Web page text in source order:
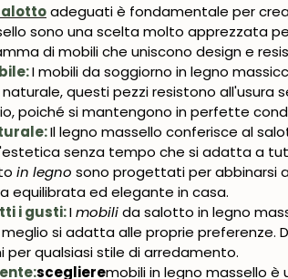
adeguati è fondamentale per
sono una scelta molto apprezzata
di mobili che uniscono design e
I mobili da soggiorno in legno
questi pezzi resistono all'usura
poiché si mantengono in perfette
Il legno massello conferisce al
senza tempo che si adatta a
in legno sono progettati per abbinarsi
equilibrata ed elegante in casa.
i gusti:Imobilida salotto in legno
si adatta alle proprie preferenze.
per qualsiasi stile di arredamento.
sceglieremobili in legno massello